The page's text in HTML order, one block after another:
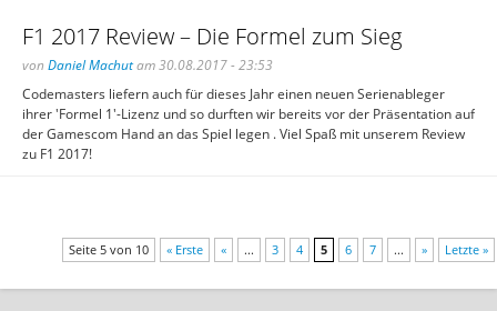
F1 2017 Review – Die Formel zum Sieg
von Daniel Machutam 30.08.2017 - 23:53
Codemasters liefern auch für dieses Jahr einen neuen Serienableger
ihrer 'Formel 1'-Lizenz und so durften wir bereits vor der Präsentation auf
der Gamescom Hand an das Spiel legen . Viel Spaß mit unserem Review
zu F1 2017!
Seite 5 von 10 « Erste « ... 3 4 5 6 7 ... » Letzte »